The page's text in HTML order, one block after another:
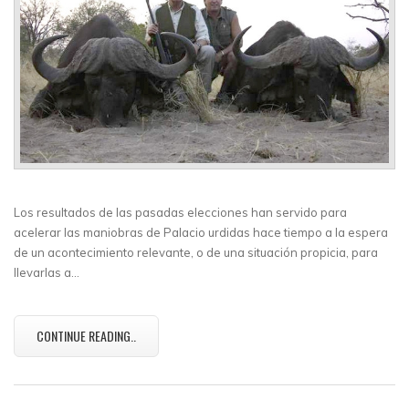
Los resultados de las pasadas elecciones han servido para
acelerar las maniobras de Palacio urdidas hace tiempo a la espera
de un acontecimiento relevante, o de una situación propicia, para
llevarlas a…
CONTINUE READING..